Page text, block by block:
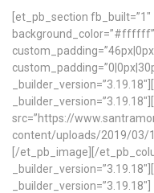
[et_pb_section
background_color=”#ffffff”
src=”https://
content/uploads/2019/03/
[/et_pb_image][/
_builder_version=”3.19.18″]